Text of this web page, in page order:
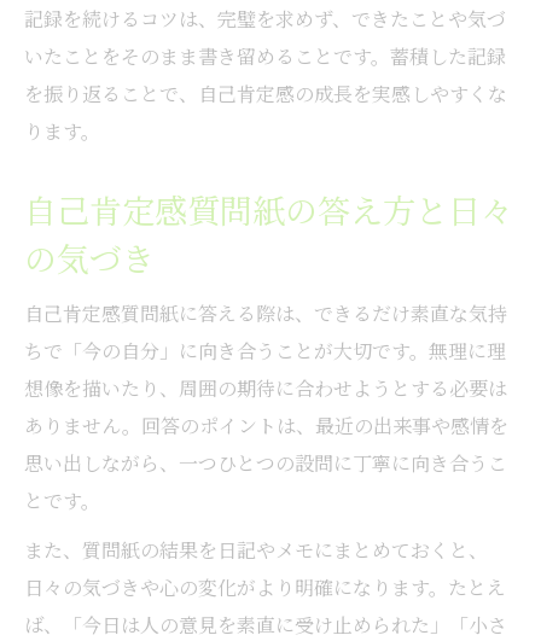
記録を続けるコツは、完璧を求めず、できたことや気づ
いたことをそのまま書き留めることです。蓄積した記録
を振り返ることで、自己肯定感の成長を実感しやすくな
ります。
自己肯定感質問紙の答え方と日々
の気づき
自己肯定感質問紙に答える際は、できるだけ素直な気持
ちで「今の自分」に向き合うことが大切です。無理に理
想像を描いたり、周囲の期待に合わせようとする必要は
ありません。回答のポイントは、最近の出来事や感情を
思い出しながら、一つひとつの設問に丁寧に向き合うこ
とです。
また、質問紙の結果を日記やメモにまとめておくと、
日々の気づきや心の変化がより明確になります。たとえ
ば、「今日は人の意見を素直に受け止められた」「小さ